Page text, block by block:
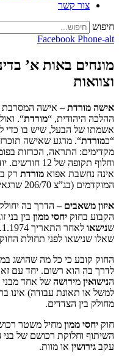
Facebook
באות א’ בדיני
–אישה המסרבת לחיות חיי
“מורדת“. ואולם אישה
שיש בו כדי להצדיק את
מרגע שאישה תוכרז כמורדת,
הכרזות בפומבי,
וחלוף תקופה של 12 חודשים.
אפואמורדתרק בשל כך,
הגדול פ”ד כד(2)487).
– הדרך בה יחולקהרכוש
יחסי ממון
לאחר התאריך
לפני תחולת החוק הולכים
כי כל מה שהושג במהלך ה
רשום. יחד עם זאת רכוש
ירושהשל אחד מבני הזוג או
עבודה) אינו בר איזון כלומר
הצדדים.
מחיל משטר רכושי נדחה,
רכושם של בני הזוג
או מוות.